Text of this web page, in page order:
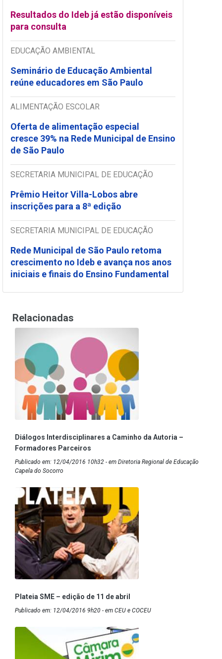
Resultados do Ideb já estão disponíveis
para consulta
EDUCAÇÃO AMBIENTAL
Seminário de Educação Ambiental
reúne educadores em São Paulo
ALIMENTAÇÃO ESCOLAR
Oferta de alimentação especial
cresce 39% na Rede Municipal de Ensino
de São Paulo
SECRETARIA MUNICIPAL DE EDUCAÇÃO
Prêmio Heitor Villa-Lobos abre
inscrições para a 8ª edição
SECRETARIA MUNICIPAL DE EDUCAÇÃO
Rede Municipal de São Paulo retoma
crescimento no Ideb e avança nos anos
iniciais e finais do Ensino Fundamental
Relacionadas
Diálogos Interdisciplinares a Caminho da Autoria –
Formadores Parceiros
Publicado em: 12/04/2016 10h32 - em Diretoria Regional de Educação
Capela do Socorro
Plateia SME – edição de 11 de abril
Publicado em: 12/04/2016 9h20 - em CEU e COCEU